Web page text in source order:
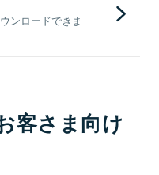
ンロードできま
客さま向け